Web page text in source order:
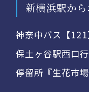
新横浜駅か
神奈中バス【121
保土ヶ谷駅西口
停留所『生花市